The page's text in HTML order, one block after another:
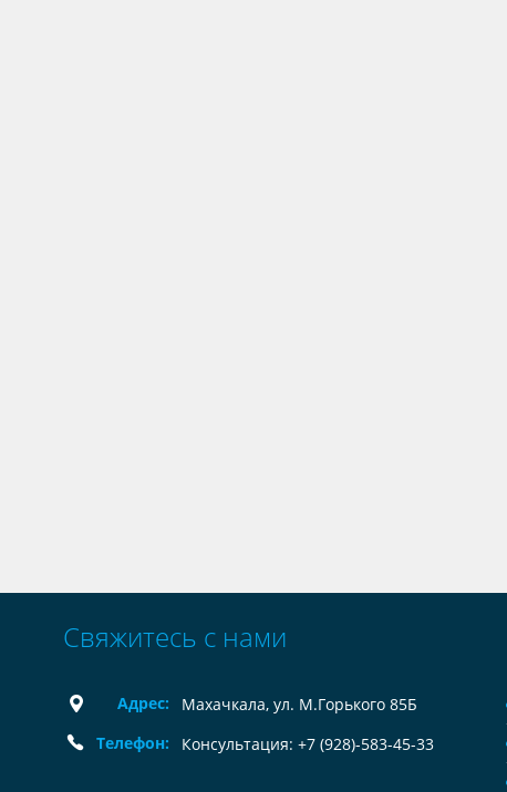
Свяжитесь с нами
Адрес:
Махачкала, ул. М.Горького 85Б
Телефон:
Консультация: +7 (928)-583-45-33